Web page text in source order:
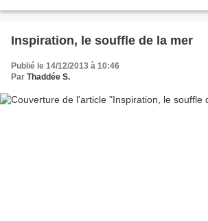
Inspiration, le souffle de la mer
Publié le 14/12/2013 à 10:46
Par Thaddée S.